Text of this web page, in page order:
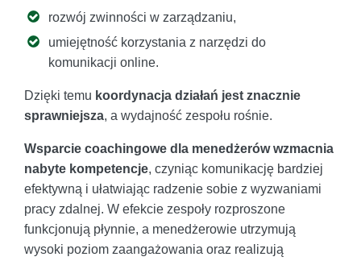
rozwój zwinności w zarządzaniu,
umiejętność korzystania z narzędzi do
komunikacji online.
Dzięki temu koordynacja działań jest znacznie
sprawniejsza, a wydajność zespołu rośnie.
Wsparcie coachingowe dla menedżerów wzmacnia
nabyte kompetencje, czyniąc komunikację bardziej
efektywną i ułatwiając radzenie sobie z wyzwaniami
pracy zdalnej. W efekcie zespoły rozproszone
funkcjonują płynnie, a menedżerowie utrzymują
wysoki poziom zaangażowania oraz realizują